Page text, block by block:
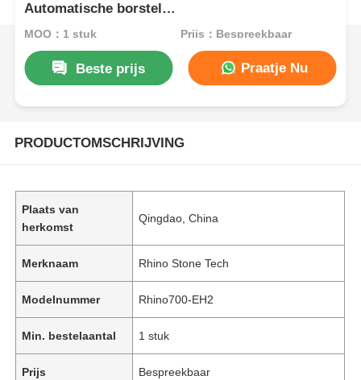
Automatische borstel
Zonnepaneelreinigingsapparatuur met back-up
MOQ：1 stuk Prijs：Bespreekbaar
Beste prijs Praatje Nu
PRODUCTOMSCHRIJVING
Plaats van
herkomst
Qingdao, China
Merknaam Rhino Stone Tech
Modelnummer Rhino700-EH2
Min. bestelaantal 1 stuk
Prijs Bespreekbaar